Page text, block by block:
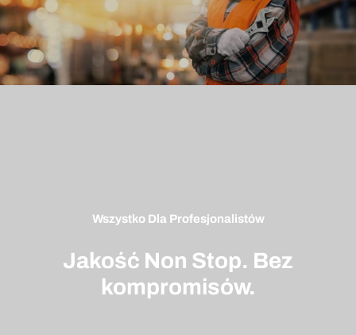
Wszystko Dla Profesjonalistów
Jakość Non Stop. Bez
kompromisów.